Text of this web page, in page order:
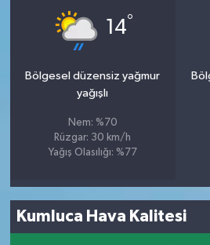
14°
Bölgesel düzensiz yağmur
yağışlı
Nem: %70
Rüzgar: 30 km/h
Yağış Olasılığı: %77
Kumluca Hava Kalitesi